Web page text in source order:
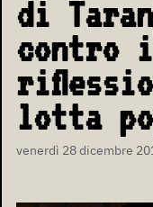
di
contro
lotta
venerdì 28 dicembre